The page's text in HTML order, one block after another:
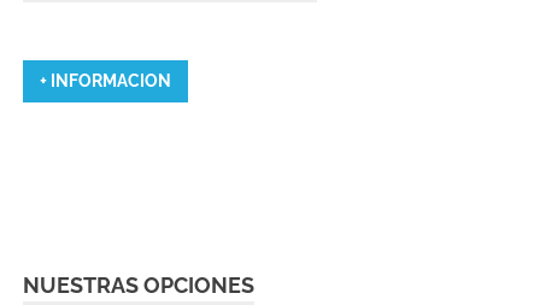
+ INFORMACION
NUESTRAS OPCIONES